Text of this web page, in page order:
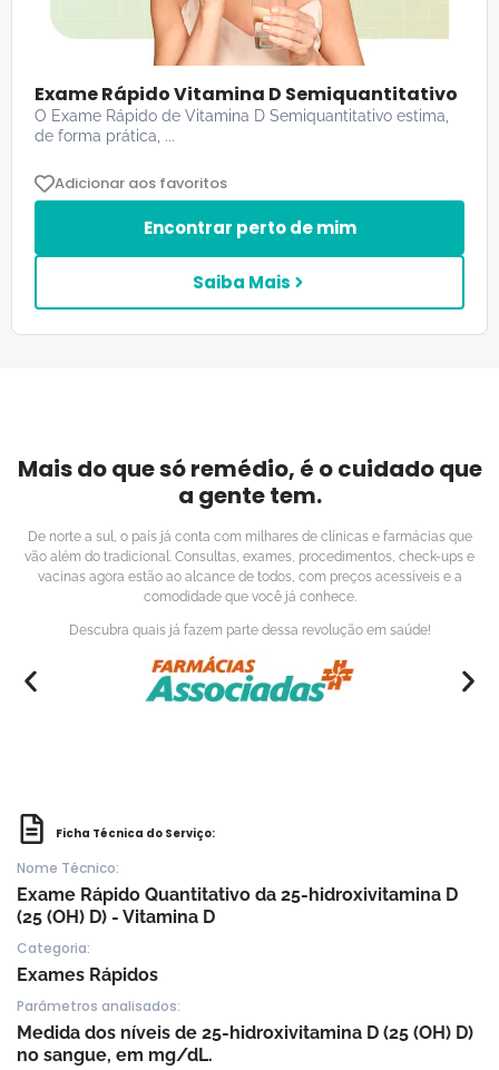
Exame Rápido Vitamina D Semiquantitativo
O Exame Rápido de Vitamina D Semiquantitativo estima,
de forma prática, ...
Adicionar aos favoritos
Encontrar perto de mim
Saiba Mais
Mais do que só remédio, é o cuidado que
a gente tem.
De norte a sul, o país já conta com milhares de clínicas e farmácias que
vão além do tradicional. Consultas, exames, procedimentos, check-ups e
vacinas agora estão ao alcance de todos, com preços acessíveis e a
comodidade que você já conhece.
Descubra quais já fazem parte dessa revolução em saúde!
Ficha Técnica do Serviço:
Nome Técnico:
Exame Rápido Quantitativo da 25-hidroxivitamina D
(25 (OH) D) - Vitamina D
Categoria:
Exames Rápidos
Parâmetros analisados:
Medida dos níveis de 25-hidroxivitamina D (25 (OH) D)
no sangue, em mg/dL.